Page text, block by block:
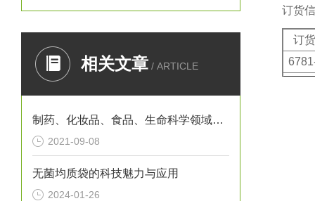
相关文章 / ARTICLE
制药、化妆品、食品、生命科学领域样品处理专家—瑞士kinematica
2021-09-08
无菌均质袋的科技魅力与应用
2024-01-26
订货
订